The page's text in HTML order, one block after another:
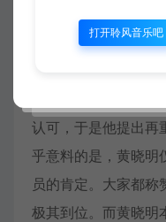
但是当时制作人考
认可，于是他提出再
乎意料的是，黄晓明
员的肯定。大家都称
极其到位。而黄晓明
打开聆风音乐吧